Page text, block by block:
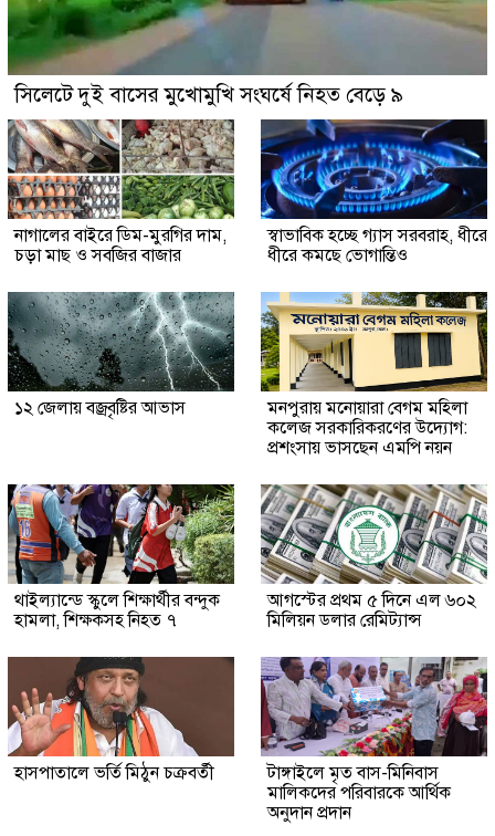
সিলেটে দুই বাসের মুখোমুখি সংঘর্ষে নিহত বেড়ে ৯
নাগালের বাইরে ডিম-মুরগির দাম,
চড়া মাছ ও সবজির বাজার
স্বাভাবিক হচ্ছে গ্যাস সরবরাহ, ধীরে
ধীরে কমছে ভোগান্তিও
১২ জেলায় বজ্রবৃষ্টির আভাস
মনপুরায় মনোয়ারা বেগম মহিলা
কলেজ সরকারিকরণের উদ্যোগ:
প্রশংসায় ভাসছেন এমপি নয়ন
থাইল্যান্ডে স্কুলে শিক্ষার্থীর বন্দুক
হামলা, শিক্ষকসহ নিহত ৭
আগস্টের প্রথম ৫ দিনে এল ৬০২
মিলিয়ন ডলার রেমিট্যান্স
হাসপাতালে ভর্তি মিঠুন চক্রবর্তী
টাঙ্গাইলে মৃত বাস-মিনিবাস
মালিকদের পরিবারকে আর্থিক
অনুদান প্রদান